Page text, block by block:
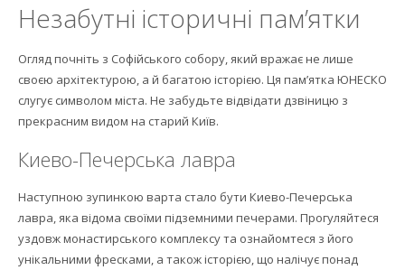
Незабутні історичні пам’ятки
Огляд почніть з Софійського собору, який вражає не лише
своєю архітектурою, а й багатою історією. Ця пам’ятка ЮНЕСКО
слугує символом міста. Не забудьте відвідати дзвіницю з
прекрасним видом на старий Київ.
Киево-Печерська лавра
Наступною зупинкою варта стало бути Киево-Печерська
лавра, яка відома своїми підземними печерами. Прогуляйтеся
уздовж монастирського комплексу та ознайомтеся з його
унікальними фресками, а також історією, що налічує понад